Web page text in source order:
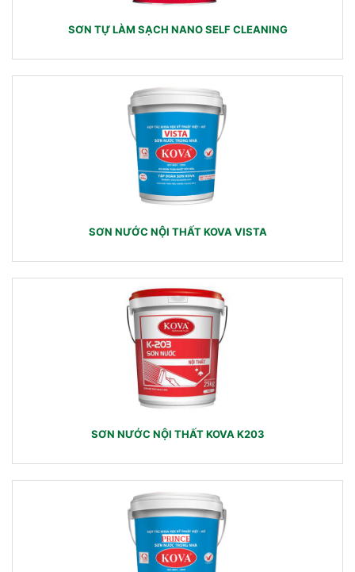
SƠN TỰ LÀM SẠCH NANO SELF CLEANING
SƠN NƯỚC NỘI THẤT KOVA VISTA
SƠN NƯỚC NỘI THẤT KOVA K203